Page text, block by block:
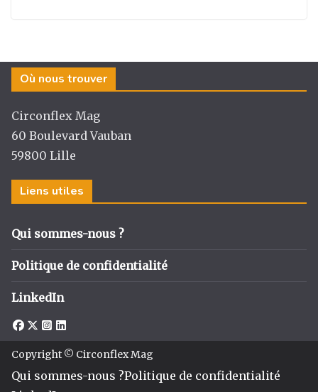
Où nous trouver
Circonflex Mag
60 Boulevard Vauban
59800 Lille
Liens utiles
Qui sommes-nous ?
Politique de confidentialité
LinkedIn
Copyright © Circonflex Mag
Qui sommes-nous ?Politique de confidentialité